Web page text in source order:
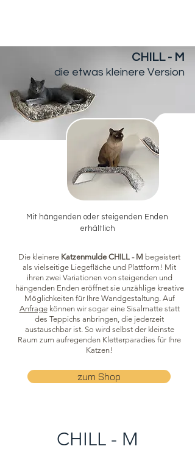
CHILL - M
die etwas kleinere Version
Mit hängenden oder steigenden Enden
erhältlich
Die kleinere Katzenmulde CHILL - M begeistert
als vielseitige Liegefläche und Plattform! Mit
ihren zwei Variationen von steigenden und
hängenden Enden eröffnet sie unzählige kreative
Möglichkeiten für Ihre Wandgestaltung. Auf
Anfragekönnen wir sogar eine Sisalmatte statt
des Teppichs anbringen, die jederzeit
austauschbar ist. So wird selbst der kleinste
Raum zum aufregenden Kletterparadies für Ihre
Katzen!
zum Shop
CHILL - M